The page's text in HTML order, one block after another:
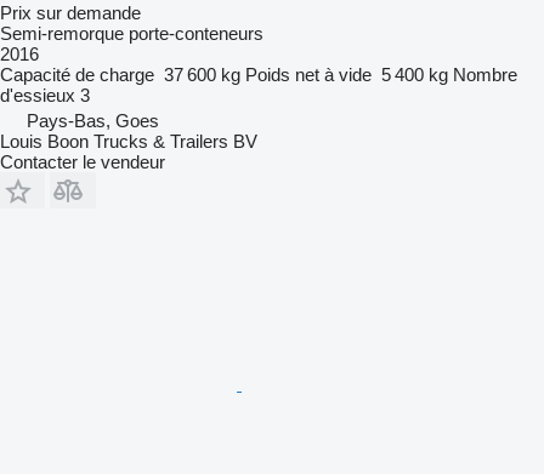
Prix sur demande
Semi-remorque porte-conteneurs
2016
Capacité de charge 37 600 kg Poids net à vide 5 400 kg Nombre
d'essieux 3
Pays-Bas, Goes
Louis Boon Trucks & Trailers BV
Contacter le vendeur